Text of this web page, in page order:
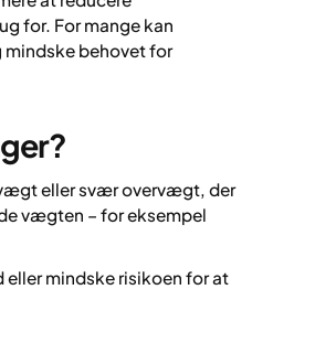
for. For mange kan
mindske behovet for
eller svær overvægt, der
vægten – for eksempel
mindske risikoen for at